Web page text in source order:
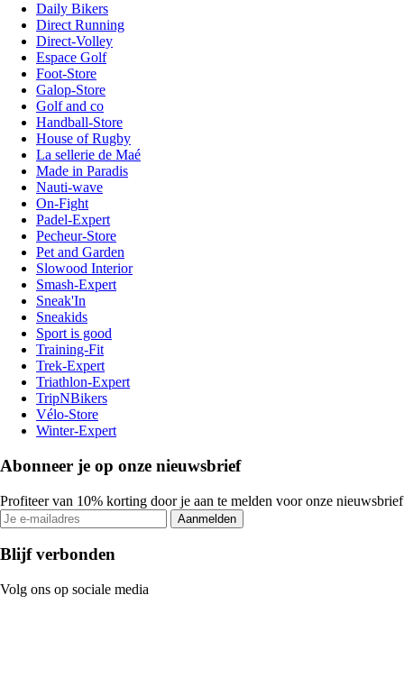
Daily Bikers
Direct Running
Direct-Volley
Espace Golf
Foot-Store
Galop-Store
Golf and co
Handball-Store
House of Rugby
La sellerie de Maé
Made in Paradis
Nauti-wave
On-Fight
Padel-Expert
Pecheur-Store
Pet and Garden
Slowood Interior
Smash-Expert
Sneak'In
Sneakids
Sport is good
Training-Fit
Trek-Expert
Triathlon-Expert
TripNBikers
Vélo-Store
Winter-Expert
Abonneer je op onze nieuwsbrief
Profiteer van 10% korting door je aan te melden voor onze nieuwsbrief
Aanmelden
Blijf verbonden
Volg ons op sociale media